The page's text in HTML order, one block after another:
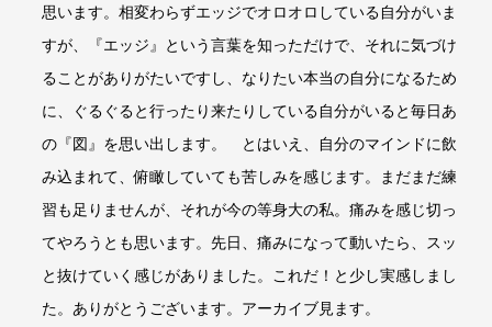
思います。相変わらずエッジでオロオロしている自分がいま
すが、『エッジ』という言葉を知っただけで、それに気づけ
ることがありがたいですし、なりたい本当の自分になるため
に、ぐるぐると行ったり来たりしている自分がいると毎日あ
の『図』を思い出します。 とはいえ、自分のマインドに飲
み込まれて、俯瞰していても苦しみを感じます。まだまだ練
習も足りませんが、それが今の等身大の私。痛みを感じ切っ
てやろうとも思います。先日、痛みになって動いたら、スッ
と抜けていく感じがありました。これだ！と少し実感しまし
た。ありがとうございます。アーカイブ見ます。